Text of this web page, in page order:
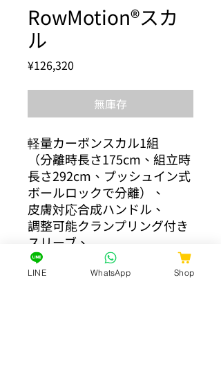
RowMotion®スカ
ル
¥126,320
無庫存
軽量カーボンスカル1組
（分離時長さ175cm、組立時
長さ292cm、プッシュイン式
ボールロックで分離）、
皮膚対応合成ハンドル、
調整可能クランプリング付き
スリーブ、
大きめブレードオール、
スカル1本あたりの重量 1.6kg
LINE WhatsApp Shop